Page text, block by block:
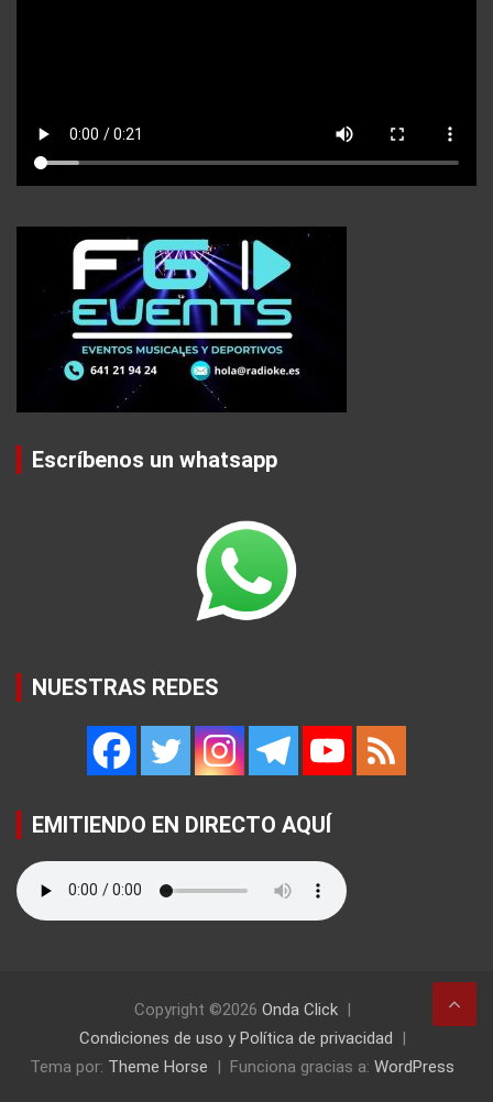
Escríbenos un whatsapp
NUESTRAS REDES
EMITIENDO EN DIRECTO AQUÍ
Copyright ©2026 Onda Click
Condiciones de uso y Política de privacidad
Tema por: Theme Horse Funciona gracias a: WordPress